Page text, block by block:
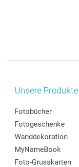
Unsere Produkte
Fotobücher
Fotogeschenke
Wanddekoration
MyNameBook
Foto-Grusskarten